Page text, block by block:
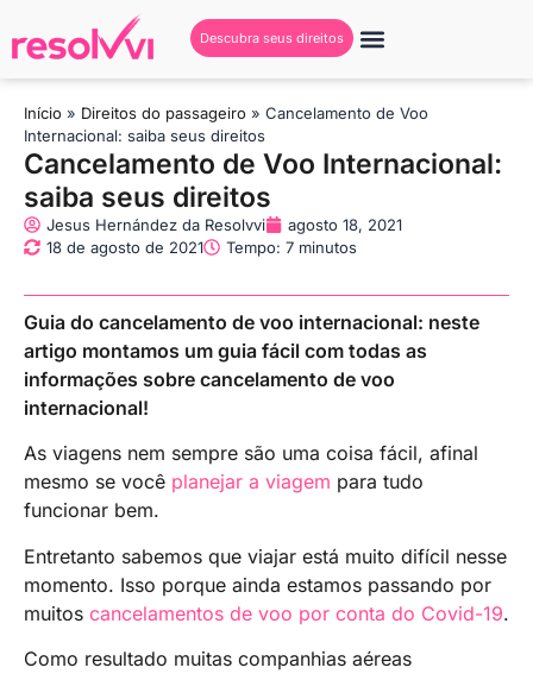
Descubra seus direitos
Início » Direitos do passageiro » Cancelamento de Voo
Internacional: saiba seus direitos
Cancelamento de Voo Internacional:
saiba seus direitos
Jesus Hernández da Resolvvi
agosto 18, 2021
18 de agosto de 2021
Tempo: 7 minutos
Guia do cancelamento de voo internacional: neste
artigo montamos um guia fácil com todas as
informações sobre cancelamento de voo
internacional!
As viagens nem sempre são uma coisa fácil, afinal
mesmo se você planejar a viagem para tudo
funcionar bem.
Entretanto sabemos que viajar está muito difícil nesse
momento. Isso porque ainda estamos passando por
muitos cancelamentos de voo por conta do Covid-19.
Como resultado muitas companhias aéreas